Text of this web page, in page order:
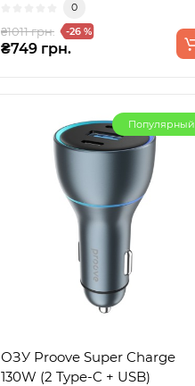
технологией GaN р..
0
₴1011 грн. -26 %
₴749 грн.
Популярный
ОЗУ Proove Super Charge
130W (2 Type-C + USB)